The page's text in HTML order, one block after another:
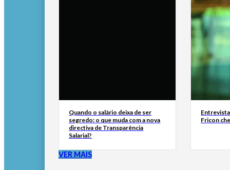
Quando o salário deixa de ser
segredo: o que muda com a nova
directiva de Transparência
Salarial?
Fricon
VER MAIS